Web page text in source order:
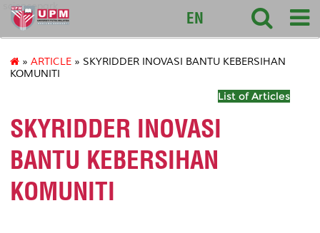
sciencepark
EN
» ARTICLE » SKYRIDDER INOVASI BANTU KEBERSIHAN
KOMUNITI
List of Articles
SKYRIDDER INOVASI
BANTU KEBERSIHAN
KOMUNITI